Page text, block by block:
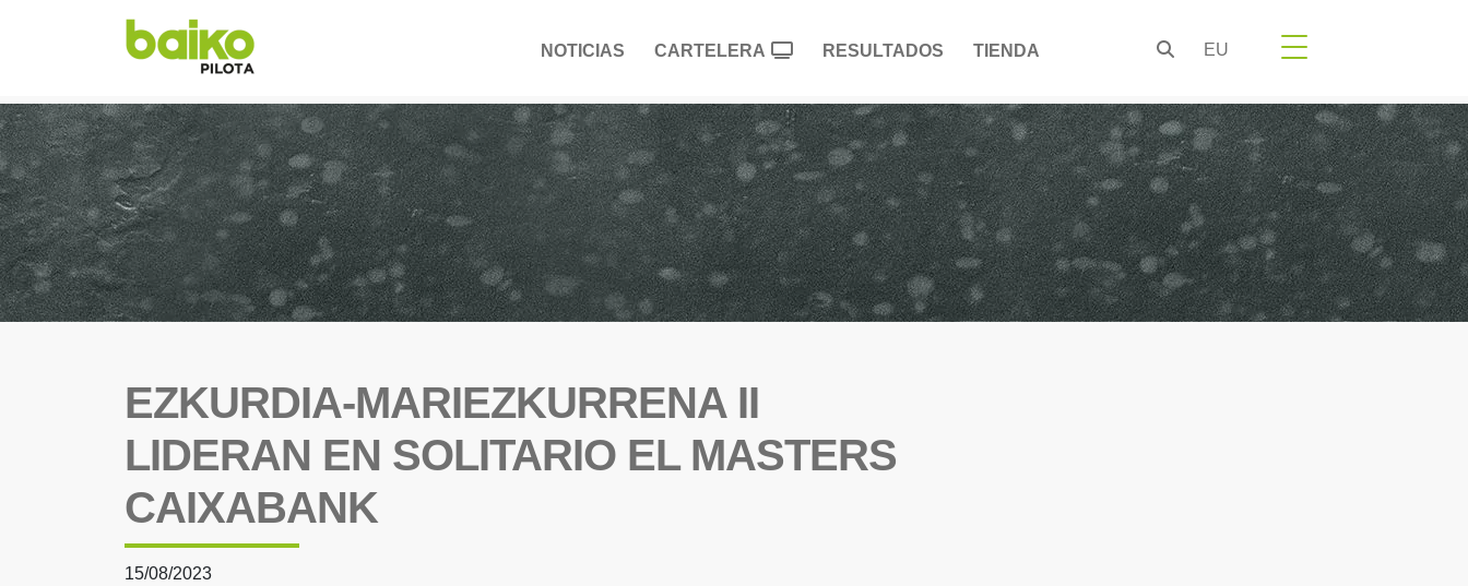
NOTICIAS CARTELERA RESULTADOS TIENDA EU
EZKURDIA-MARIEZKURRENA II
LIDERAN EN SOLITARIO EL MASTERS
CAIXABANK
15/08/2023